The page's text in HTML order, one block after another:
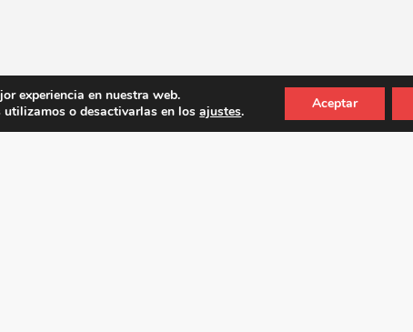
experiencia en nuestra web.
utilizamos o desactivarlas en losajustes. Aceptar